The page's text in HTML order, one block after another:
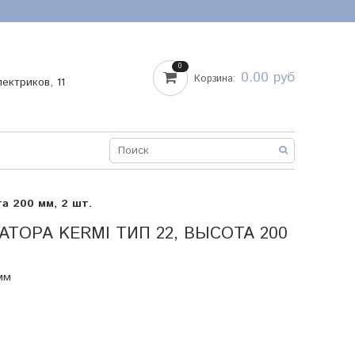
11
0
Корзина: 0.00 руб
200 мм, 2 шт.
KERMI ТИП 22, ВЫСОТА 200